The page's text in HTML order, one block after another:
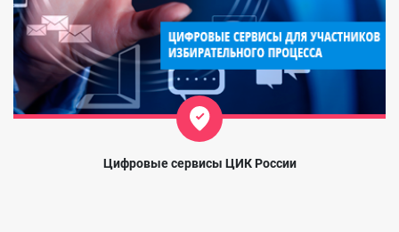
Цифровые сервисы ЦИК России